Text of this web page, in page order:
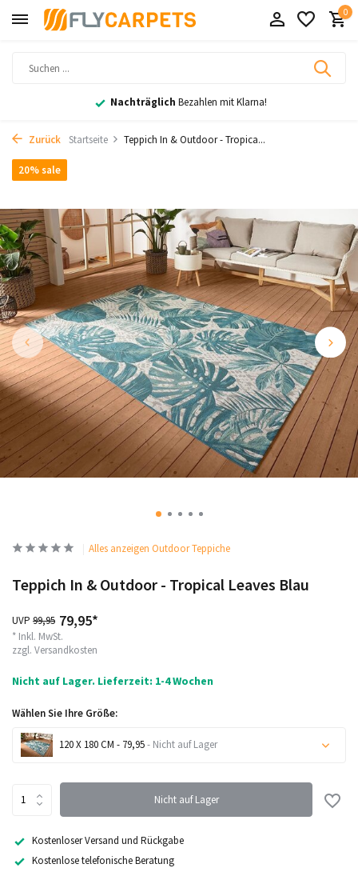
0
Nachträglich Bezahlen mit Klarna!
Zurück Startseite Teppich In & Outdoor - Tropica...
20% sale
Alles anzeigen Outdoor Teppiche
Teppich In & Outdoor - Tropical Leaves Blau
UVP 99,95 79,95*
* Inkl. MwSt.
zzgl. Versandkosten
Nicht auf Lager. Lieferzeit: 1-4 Wochen
Wählen Sie Ihre Größe:
120 X 180 CM - 79,95- Nicht auf Lager
Nicht auf Lager
Nicht auf Lager
Kostenloser Versand und Rückgabe
Kostenlose telefonische Beratung